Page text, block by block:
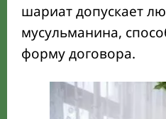
шариат допускает
мусульманина,
форму договора.